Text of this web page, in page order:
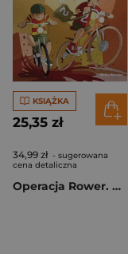
KSIĄŻKA
25,35 zł
34,99 zł - sugerowana
cena detaliczna
Operacja Rower. Operacja